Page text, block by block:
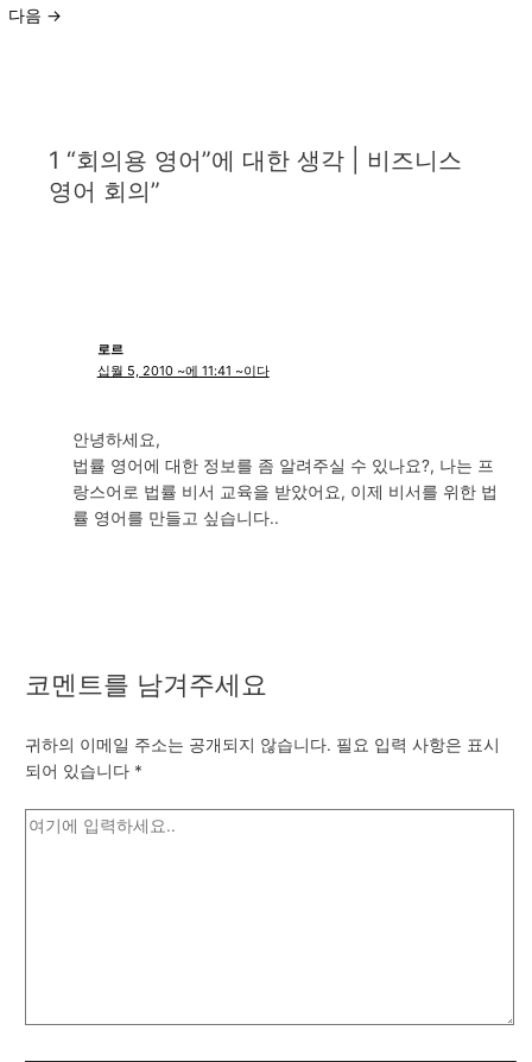
다음 →
1 “회의용 영어”에 대한 생각 | 비즈니스
영어 회의”
로르
십월 5, 2010 ~에 11:41 ~이다
안녕하세요,
법률 영어에 대한 정보를 좀 알려주실 수 있나요?, 나는 프
랑스어로 법률 비서 교육을 받았어요, 이제 비서를 위한 법
률 영어를 만들고 싶습니다..
코멘트를 남겨주세요
귀하의 이메일 주소는 공개되지 않습니다. 필요 입력 사항은 표시
되어 있습니다 *